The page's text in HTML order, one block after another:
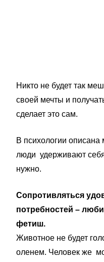
Никто не будет так
своей мечты и
сделает это сам.
В психологии
люди удерживают
нужно.
Cопротивляться
потребностей –
фетиш.
Животное не будет
оленем. Человек же